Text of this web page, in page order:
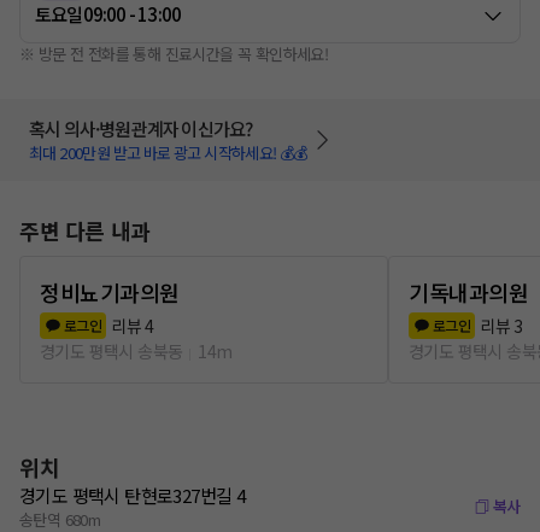
토요일09:00 - 13:00
※ 방문 전 전화를 통해 진료시간을 꼭 확인하세요!
혹시 의사·병원관계자 이신가요?
최대 200만원 받고 바로 광고 시작하세요! 💰💰
주변 다른 내과
정비뇨기과의원
로그인 리뷰4
경기도 평택시 송북동
14m
기독내과의원
로그인 리뷰 3
경기도 평택시 송
위치
경기도 평택시 탄현로327번길 4
송탄역 680m
복사